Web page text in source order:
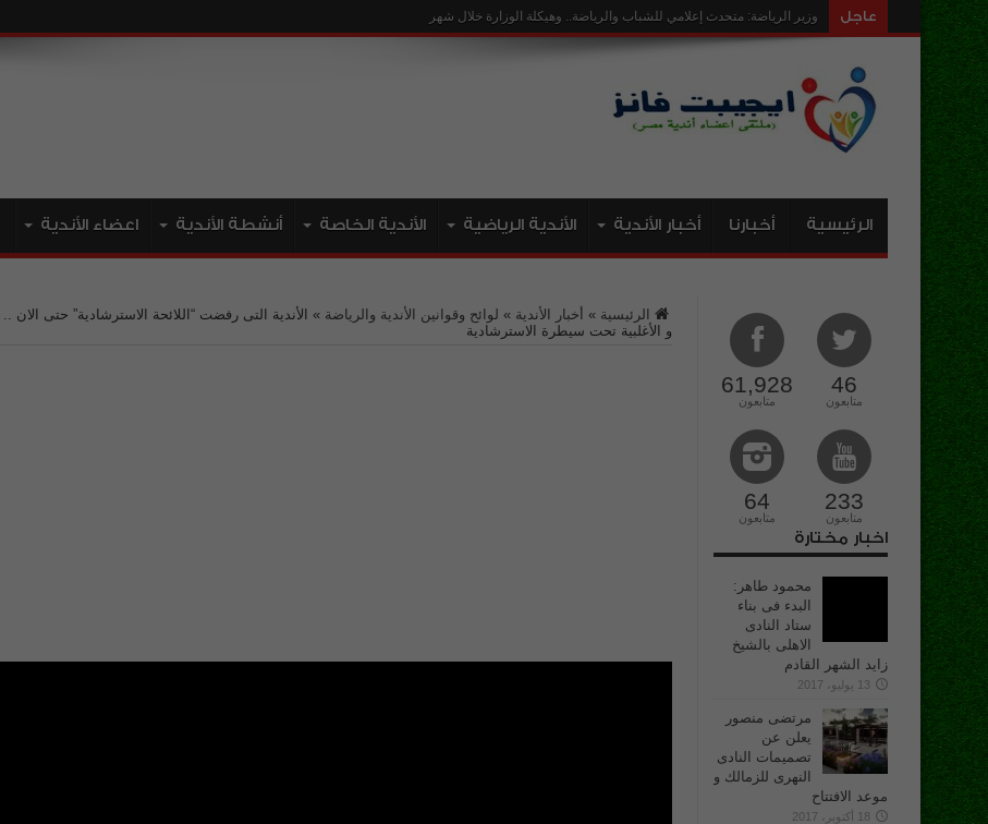
عاجل ارض نادى رويال حق ا
الرئيسية أخبارنا أخبار الأندية الأندية الرياضية الأندية الخاصة أنشطة الأندية اعضاء الأندية
الرئيسية » أخبار الأندية » لوائح وقوانين الأندية والرياضة » الأندية التى رفضت “اللائحة الاسترشادية” حتى الان ..
و الأغلبية تحت سيطرة الاسترشادية
46
متابعون
61,928
متابعون
233
متابعون
64
متابعون
اخبار مختارة
محمود طاهر:
البدء فى بناء
ستاد النادى
الاهلى بالشيخ
زايد الشهر القادم
13 يوليو، 2017
مرتضى منصور
يعلن عن
تصميمات النادى
النهرى للزمالك و
موعد الافتتاح
18 أكتوبر، 2017